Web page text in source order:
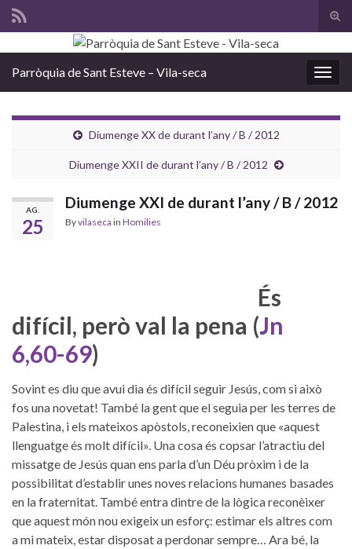
Search for:
Parròquia de Sant Esteve – Vila-seca
Diumenge XX de durant l’any / B / 2012
Diumenge XXII de durant l’any / B / 2012
AG.
25
Diumenge XXI de durant l’any / B / 2012
Byvilaseca in Homilies
És
difícil, però val la pena (Jn
6,60-69)
Sovint es diu que avui dia és difícil seguir Jesús, com si això
fos una novetat! També la gent que el seguia per les terres de
Palestina, i els mateixos apòstols, reconeixien que «aquest
llenguatge és molt difícil». Una cosa és copsar l’atractiu del
missatge de Jesús quan ens parla d’un Déu pròxim i de la
possibilitat d’establir unes noves relacions humanes basades
en la fraternitat. També entra dintre de la lògica reconèixer
que aquest món nou exigeix un esforç: estimar els altres com
a mi mateix, estar disposat a perdonar sempre… Ara bé, la